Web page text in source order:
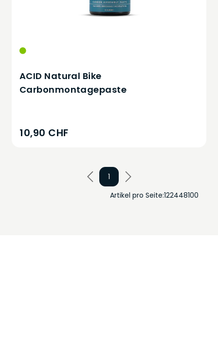
ACID Natural Bike
Carbonmontagepaste
10,90 CHF
1
Artikel pro Seite:122448100